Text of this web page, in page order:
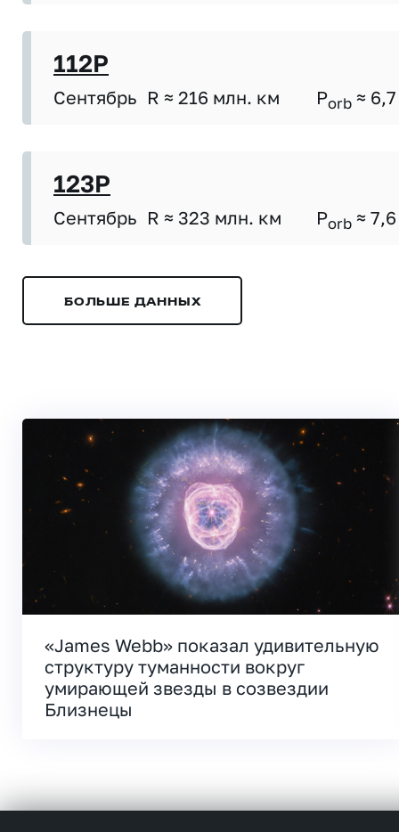
112P
Сентябрь R ≈ 216 млн. км Porb ≈ 6,7
123P
Сентябрь R ≈ 323 млн. км Porb ≈ 7,6
БОЛЬШЕ ДАННЫХ
«James Webb» показал удивительную
структуру туманности вокруг
умирающей звезды в созвездии
Близнецы